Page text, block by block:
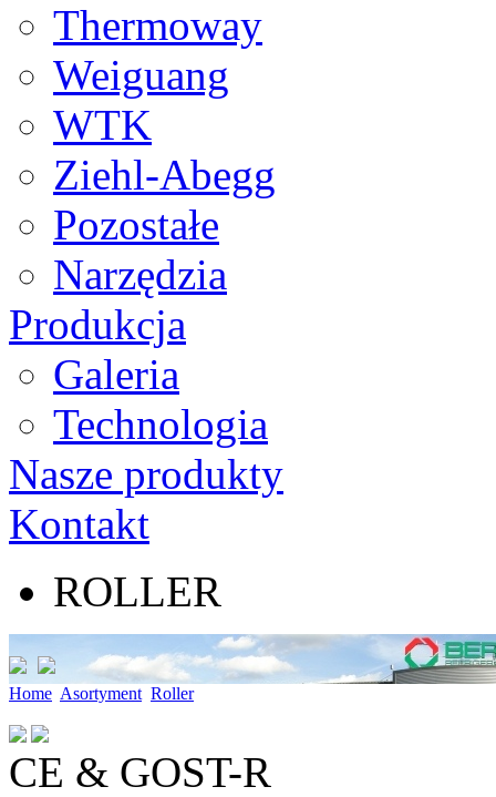
Thermoway
Weiguang
WTK
Ziehl-Abegg
Pozostałe
Narzędzia
Produkcja
Galeria
Technologia
Nasze produkty
Kontakt
ROLLER
Home Asortyment Roller
CE & GOST-R